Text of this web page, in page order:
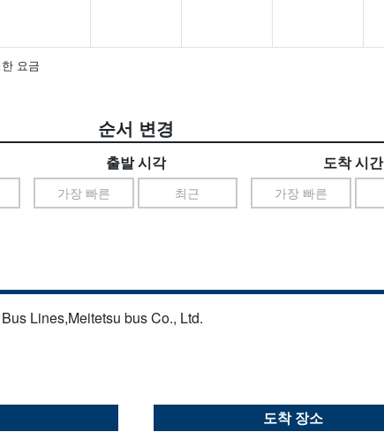
요금
순서 변경
출발 시각
가장 빠른 최근
도착 시간
가장 빠른
Lines,Meitetsu bus Co., Ltd.
도착 장소